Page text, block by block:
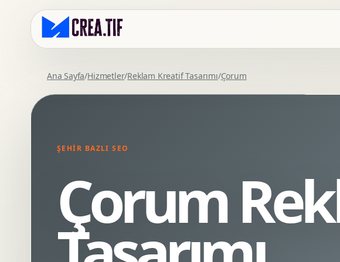
Kurumsal Web Tasarim
SEO Uyumlu Web Tasarim
Webflow Web Tasarim
Framer Web Tasarim
Kurumsal Site Yenileme
Dashboard UI Tasarimi
Conversion UX Optimizasyonu
Ofis Ici
Kurumsal
Ana Sayfa/Hizmetler/Reklam Kreatif Tasarımı/Çorum
ŞEHIR BAZLI SEO
Çorum